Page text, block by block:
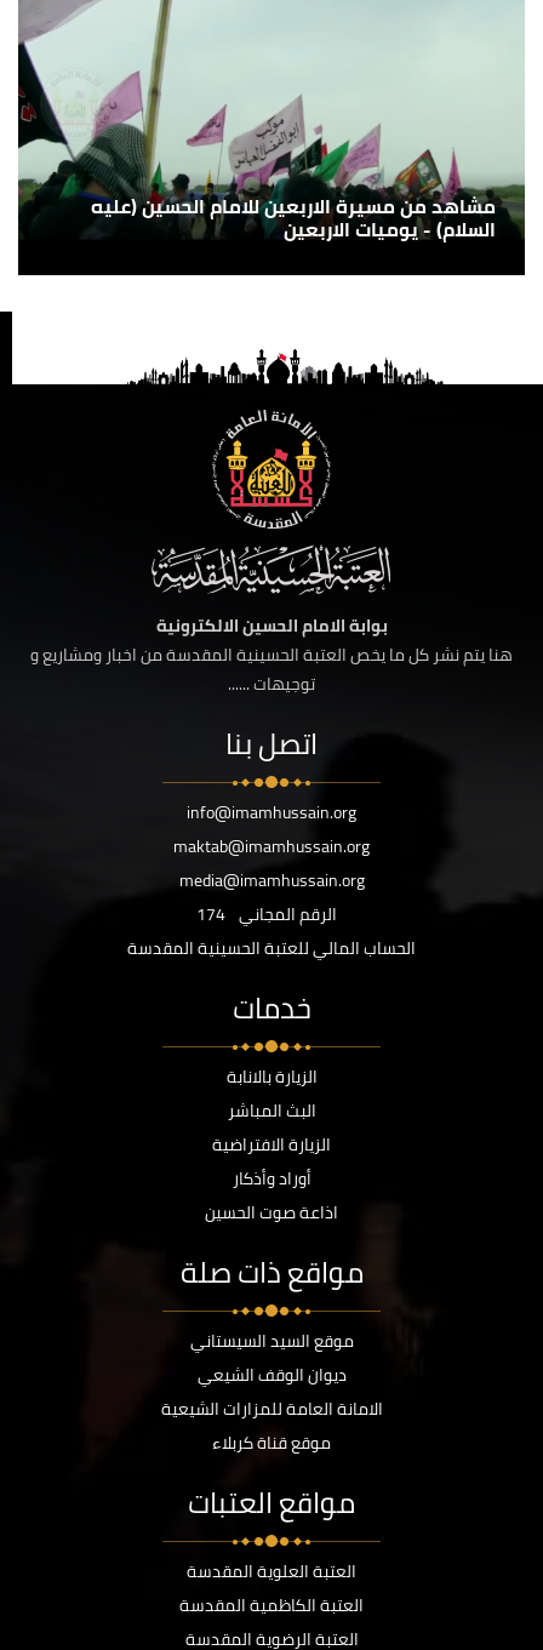
مشاهد من مسيرة الاربعين للامام الحسين (عليه
السلام) - يوميات الاربعين
بوابة الامام الحسين الالكترونية
هنا يتم نشر كل ما يخص العتبة الحسينية المقدسة من اخبار ومشاريع و
توجيهات ......
اتصل بنا
info@imamhussain.org
maktab@imamhussain.org
media@imamhussain.org
الرقم المجاني 174
الحساب المالي للعتبة الحسينية المقدسة
خدمات
الزيارة بالانابة
البث المباشر
الزيارة الافتراضية
أوراد وأذكار
اذاعة صوت الحسين
مواقع ذات صلة
موقع السيد السيستاني
ديوان الوقف الشيعي
الامانة العامة للمزارات الشيعية
موقع قناة كربلاء
مواقع العتبات
العتبة العلوية المقدسة
العتبة الكاظمية المقدسة
العتبة الرضوية المقدسة